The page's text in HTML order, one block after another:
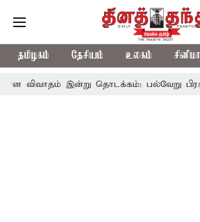
தமிழகம் தேசியம் உலகம் சினிமா
தொடக்கம்: பல்வேறு பிரச்சினைகளை